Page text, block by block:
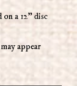
a 12” disc
appear